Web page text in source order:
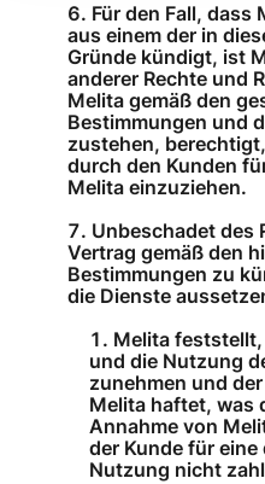
Für den Fall, dass
aus einem der in
Gründe kündigt, ist
anderer Rechte und
Melita gemäß den
Bestimmungen und
zustehen,
durch den Kunden
Melita einzuziehen.
Unbeschadet des
Vertrag gemäß den
Bestimmungen zu
die Dienste
Melita
und die Nutzung
zunehmen und
Melita haftet, was
Annahme von
der Kunde für
Nutzung nicht